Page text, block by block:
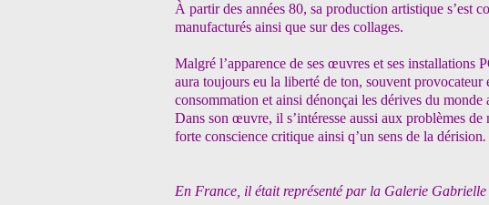
À partir des années 80, sa production artistique s’est
manufacturés ainsi que sur des collages.
Malgré l’apparence de ses œuvres et ses installations
aura toujours eu la liberté de ton, souvent provocateur
consommation et ainsi dénonçai les dérives du monde
Dans son œuvre, il s’intéresse aussi aux problèmes
forte conscience critique ainsi q’un sens de la dérision.
En France, il était représenté par la Galerie